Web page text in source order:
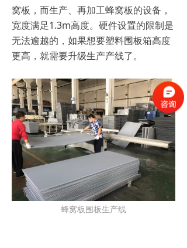
窝板，而生产、再加工蜂窝板的设备，
宽度满足1.3m高度。硬件设置的限制是
无法逾越的，如果想要塑料围板箱高度
更高，就需要升级生产产线了。
蜂窝板围板生产线